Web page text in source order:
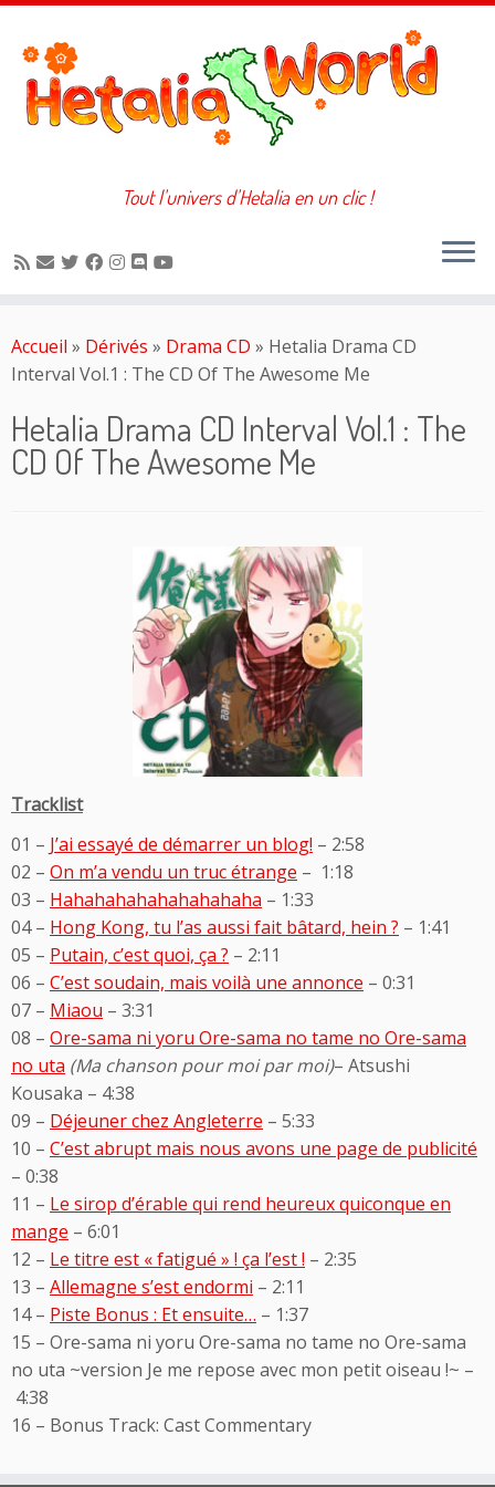
au
contenu
Tout l'univers d'Hetalia en un clic !
Accueil » Dérivés » Drama CD » Hetalia Drama CD
Interval Vol.1 : The CD Of The Awesome Me
Hetalia Drama CD Interval Vol.1 : The
CD Of The Awesome Me
Tracklist
01 – J’ai essayé de démarrer un blog! – 2:58
02 – On m’a vendu un truc étrange – 1:18
03 – Hahahahahahahahahaha – 1:33
04 – Hong Kong, tu l’as aussi fait bâtard, hein ? – 1:41
05 – Putain, c’est quoi, ça ? – 2:11
06 – C’est soudain, mais voilà une annonce – 0:31
07 – Miaou – 3:31
08 – Ore-sama ni yoru Ore-sama no tame no Ore-sama
no uta (Ma chanson pour moi par moi)– Atsushi
Kousaka – 4:38
09 – Déjeuner chez Angleterre – 5:33
10 – C’est abrupt mais nous avons une page de publicité
– 0:38
11 – Le sirop d’érable qui rend heureux quiconque en
mange – 6:01
12 – Le titre est « fatigué » ! ça l’est ! – 2:35
13 – Allemagne s’est endormi – 2:11
14 – Piste Bonus : Et ensuite… – 1:37
15 – Ore-sama ni yoru Ore-sama no tame no Ore-sama
no uta ~version Je me repose avec mon petit oiseau !~ –
4:38
16 – Bonus Track: Cast Commentary